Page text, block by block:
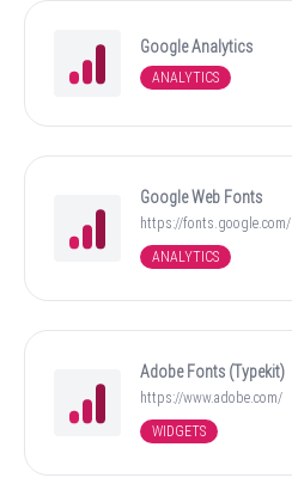
Google Analytics
ANALYTICS
Google Web Fonts
https://fonts.google.com/
ANALYTICS
Adobe Fonts (Typekit)
https://www.adobe.com/
WIDGETS